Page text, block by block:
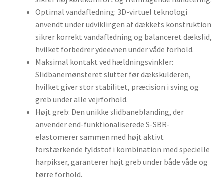
Optimal vandafledning: 3D-virtuel teknologi
anvendt under udviklingen af dækkets konstruktion
sikrer korrekt vandafledning og balanceret dækslid,
hvilket forbedrer ydeevnen under våde forhold.
Maksimal kontakt ved hældningsvinkler:
Slidbanemønsteret slutter før dækskulderen,
hvilket giver stor stabilitet, præcision i sving og
greb under alle vejrforhold.
Højt greb: Den unikke slidbaneblanding, der
anvender end-funktionaliserede S-SBR-
elastomerer sammen med højt aktivt
forstærkende fyldstof i kombination med specielle
harpikser, garanterer højt greb under både våde og
tørre forhold.